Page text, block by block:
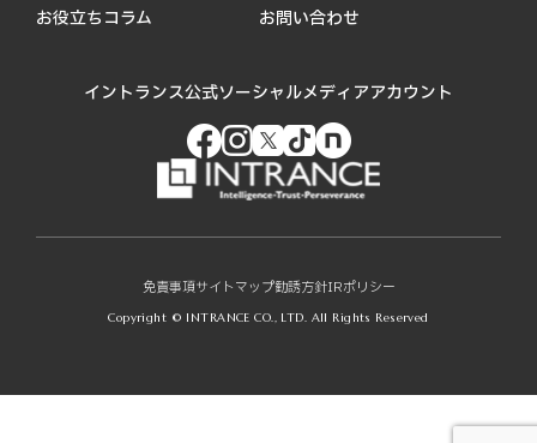
お役立ちコラム
お問い合わせ
イントランス公式ソーシャルメディアアカウント
免責事項サイトマップ勧誘方針IRポリシー
Copyright © INTRANCE CO., LTD. All Rights Reserved